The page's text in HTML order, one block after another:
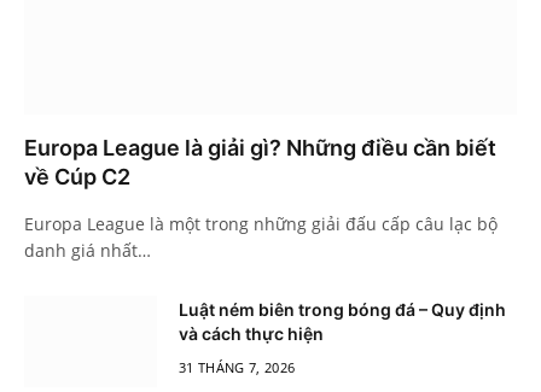
Europa League là giải gì? Những điều cần biết
về Cúp C2
Europa League là một trong những giải đấu cấp câu lạc bộ
danh giá nhất…
Luật ném biên trong bóng đá – Quy định
và cách thực hiện
31 THÁNG 7, 2026